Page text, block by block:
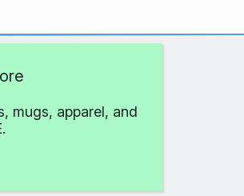
mugs, apparel, and